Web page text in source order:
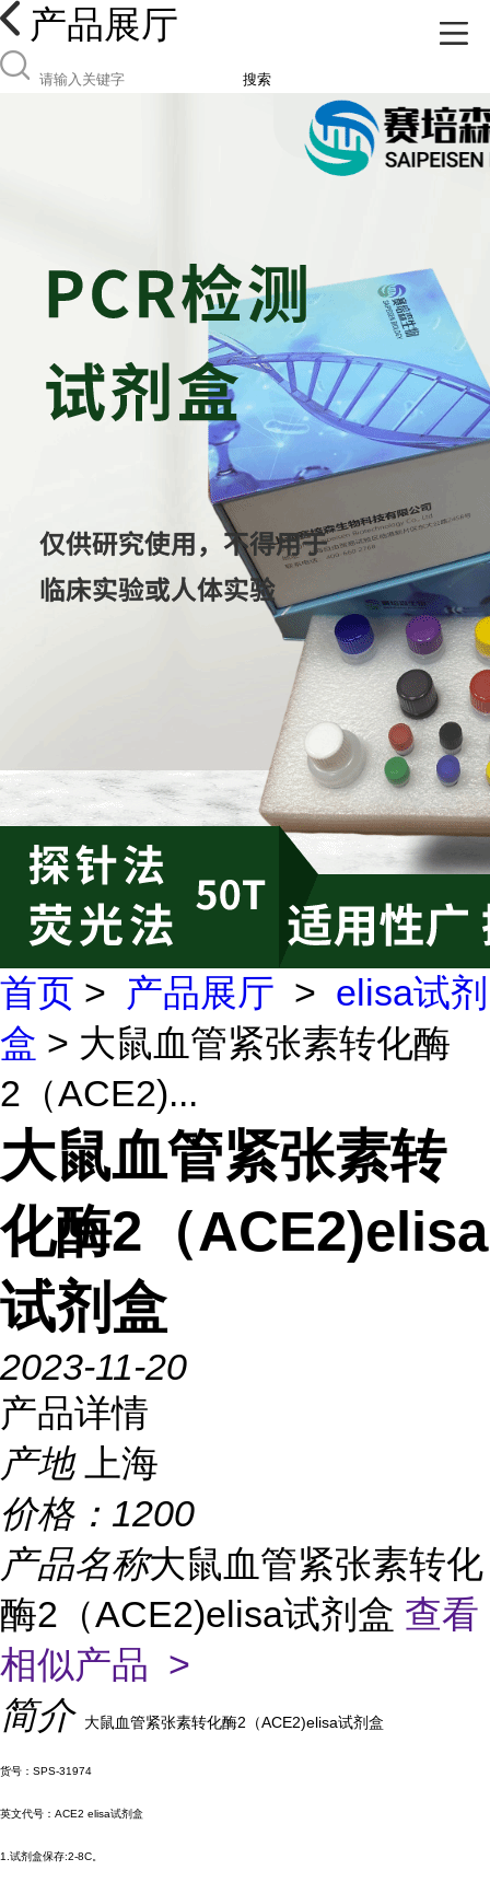
产品展厅
搜索
首页 > 产品展厅 > elisa试剂
盒 > 大鼠血管紧张素转化酶
2（ACE2)...
大鼠血管紧张素转
化酶2（ACE2)elisa
试剂盒
2023-11-20
产品详情
产地
上海
价格： 1200
产品名称大鼠血管紧张素转化
酶2（ACE2)elisa试剂盒 查看
相似产品 >
简介
大鼠血管紧张素转化酶2（ACE2)elisa试剂盒
货号：SPS-31974
英文代号：ACE2 elisa试剂盒
1.试剂盒保存:2-8C。